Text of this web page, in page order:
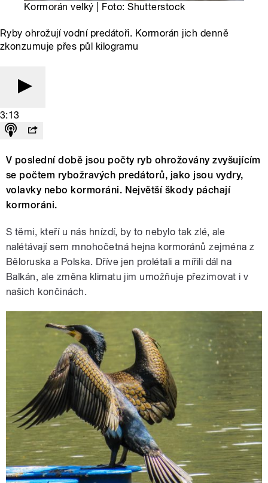
Kormorán velký | Foto: Shutterstock
Ryby ohrožují vodní predátoři. Kormorán jich denně
zkonzumuje přes půl kilogramu
3:13
V poslední době jsou počty ryb ohrožovány zvyšujícím
se počtem rybožravých predátorů, jako jsou vydry,
volavky nebo kormoráni. Největší škody páchají
kormoráni.
S těmi, kteří u nás hnízdí, by to nebylo tak zlé, ale
nalétávají sem mnohočetná hejna kormoránů zejména z
Běloruska a Polska. Dříve jen prolétali a mířili dál na
Balkán, ale změna klimatu jim umožňuje přezimovat i v
našich končinách.